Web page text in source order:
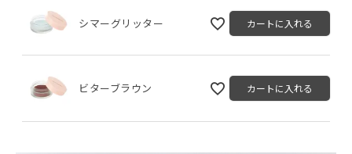
シマーグリッター カートに入れる
ビターブラウン カートに入れる